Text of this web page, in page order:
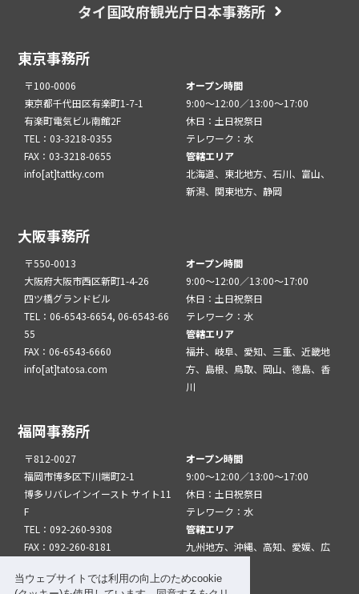
当ウェブサイトでは利用の向上のためcookie
タイ国政府観光庁日本事務所
東京事務所
〒100-0006
東京都千代田区有楽町1-7-1
有楽町電気ビル南館2F
TEL：03-3218-0355
FAX：03-3218-0655
info[at]tattky.com
オープン時間
9:00～12:00／13:00～17:00
休日：土日祝祭日
テレワーク：水
管轄エリア
北海道、東北地方、石川、富山、
新潟、関東地方、静岡
大阪事務所
〒550-0013
大阪府大阪市西区新町1-4-26
四ツ橋グランドビル
TEL：06-6543-6654, 06-6543-66
55
FAX：06-6543-6660
info[at]tatosa.com
オープン時間
9:00～12:00／13:00～17:00
休日：土日祝祭日
テレワーク：水
管轄エリア
福井、岐阜、愛知、三重、近畿地
方、島根、鳥取、岡山、徳島、香
川
福岡事務所
〒812-0027
福岡市博多区下川端町2-1
博多リバレインイースト サイト11
F
TEL：092-260-9308
FAX：092-260-8181
オープン時間
9:00～12:00／13:00～17:00
休日：土日祝祭日
テレワーク：水
管轄エリア
九州地方、沖縄、高知、愛媛、広